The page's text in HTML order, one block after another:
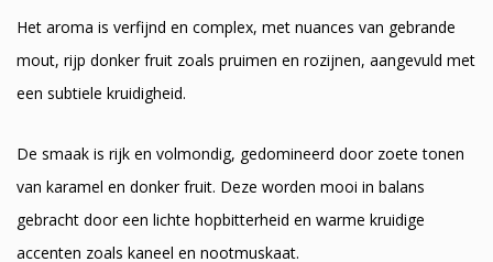
Het aroma is verfijnd en complex, met nuances van gebrande
mout, rijp donker fruit zoals pruimen en rozijnen, aangevuld met
een subtiele kruidigheid.
De smaak is rijk en volmondig, gedomineerd door zoete tonen
van karamel en donker fruit. Deze worden mooi in balans
gebracht door een lichte hopbitterheid en warme kruidige
accenten zoals kaneel en nootmuskaat.